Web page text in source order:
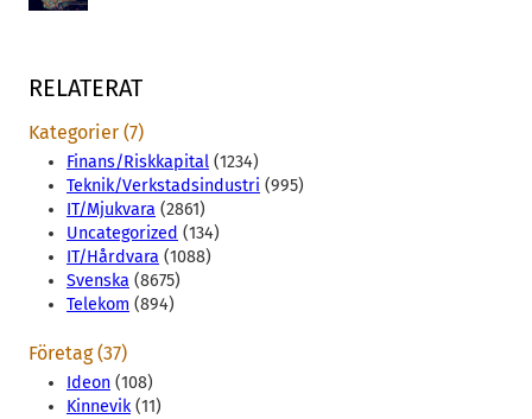
RELATERAT
Kategorier (7)
Finans/Riskkapital (1234)
Teknik/Verkstadsindustri (995)
IT/Mjukvara (2861)
Uncategorized (134)
IT/Hårdvara (1088)
Svenska (8675)
Telekom (894)
Företag (37)
Ideon (108)
Kinnevik(11)